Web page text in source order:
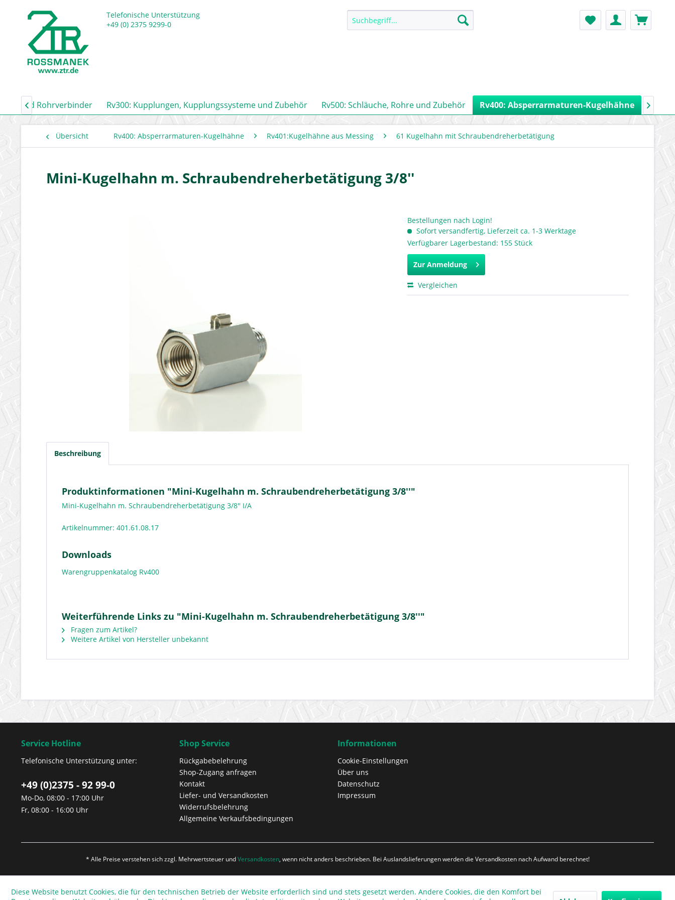
Telefonische Unterstützung
+49 (0) 2375 9299-0
und Rohrverbinder Rv300: Kupplungen, Kupplungssysteme und Zubehör Rv500: Schläuche, Rohre und Zubehör Rv400: Absperrarmaturen-Kugelhähne
 
Übersicht Rv400: Absperrarmaturen-Kugelhähne Rv401:Kugelhähne aus Messing 61 Kugelhahn mit Schraubendreherbetätigung
Mini-Kugelhahn m. Schraubendreherbetätigung 3/8''
Bestellungen nach Login!
Sofort versandfertig, Lieferzeit ca. 1-3 Werktage
Verfügbarer Lagerbestand: 155 Stück
Zur Anmeldung
Vergleichen
Beschreibung
Produktinformationen "Mini-Kugelhahn m. Schraubendreherbetätigung 3/8''"
Mini-Kugelhahn m. Schraubendreherbetätigung 3/8'' I/A
Artikelnummer: 401.61.08.17
Downloads
Warengruppenkatalog Rv400
Weiterführende Links zu "Mini-Kugelhahn m. Schraubendreherbetätigung 3/8''"
Fragen zum Artikel?
Weitere Artikel von Hersteller unbekannt
Service Hotline
Telefonische Unterstützung unter:
+49 (0)2375 - 92 99-0
Mo-Do, 08:00 - 17:00 Uhr
Fr, 08:00 - 16:00 Uhr
Shop Service
Rückgabebelehrung
Shop-Zugang anfragen
Kontakt
Liefer- und Versandkosten
Widerrufsbelehrung
Allgemeine Verkaufsbedingungen
Informationen
Cookie-Einstellungen
Über uns
Datenschutz
Impressum
* Alle Preise verstehen sich zzgl. Mehrwertsteuer undVersandkosten, wenn nicht anders beschrieben. Bei Auslandslieferungen werden die Versandkosten nach Aufwand berechnet!
Diese Website benutzt Cookies, die für den technischen Betrieb der Website erforderlich sind und stets gesetzt werden. Andere Cookies, die den Komfort bei